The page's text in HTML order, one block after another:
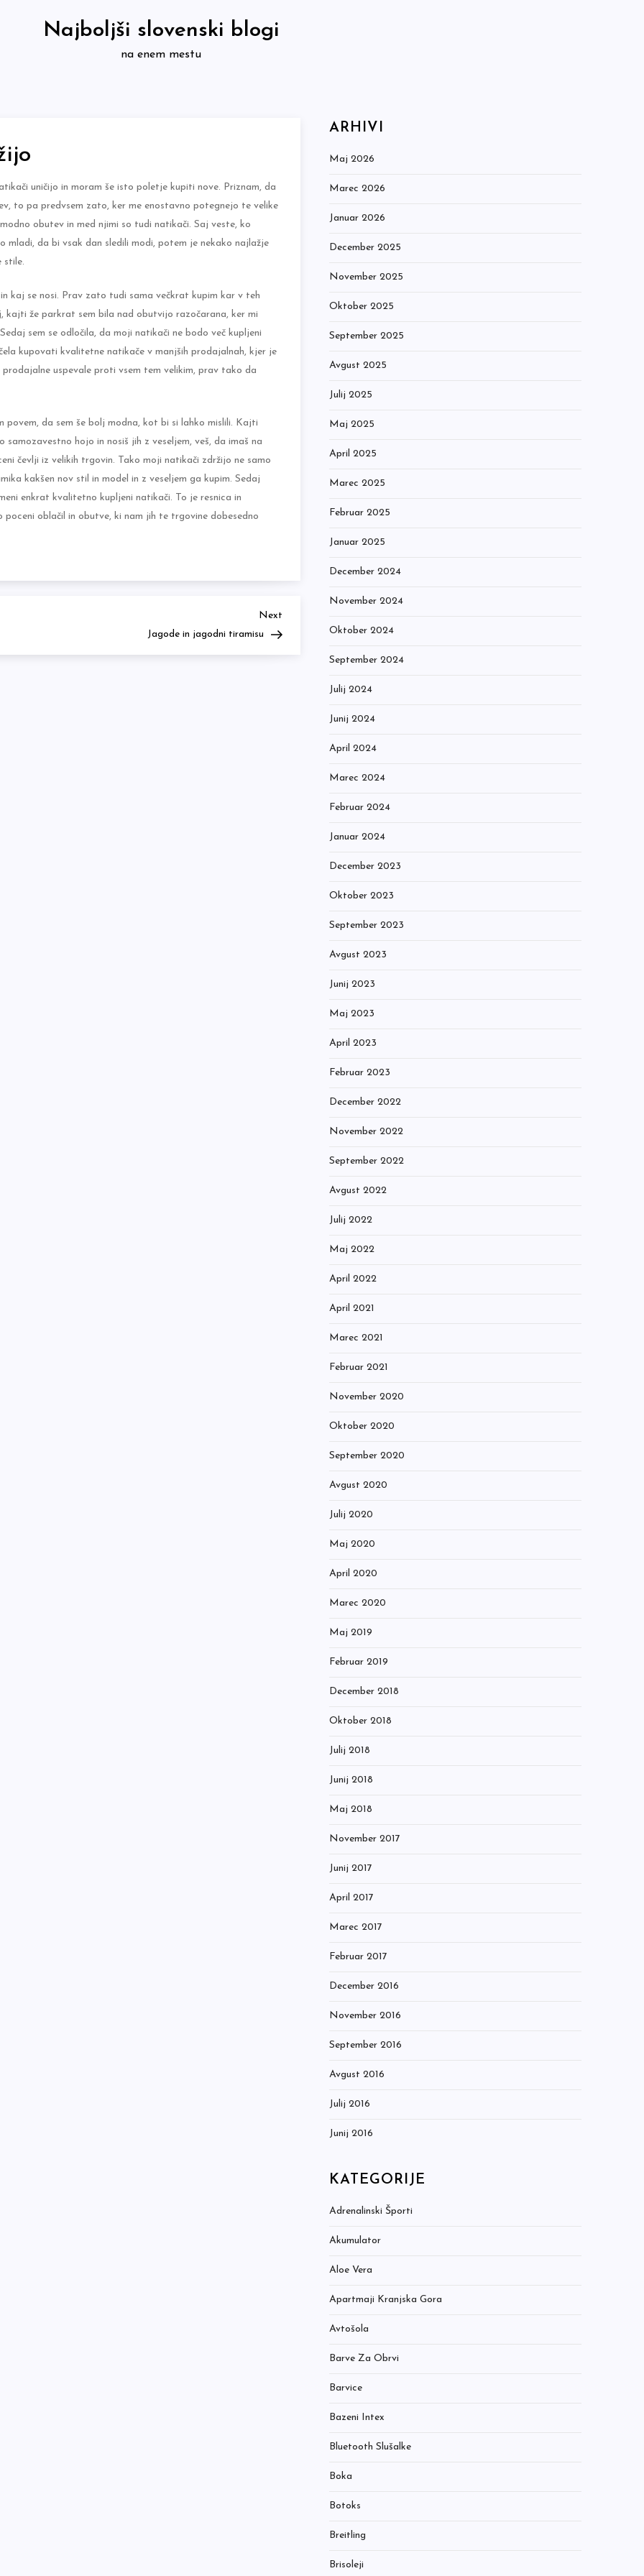
Najboljši slovenski blogi
na enem mestu
uničijo in moram še isto poletje kupiti nove. Priznam, da
to pa predvsem zato, ker me enostavno potegnejo te velike
obutev in med njimi so tudi natikači. Saj veste, ko
mladi, da bi vsak dan sledili modi, potem je nekako najlažje
stile.
kaj se nosi. Prav zato tudi sama večkrat kupim kar v teh
že parkrat sem bila nad obutvijo razočarana, ker mi
sem se odločila, da moji natikači ne bodo več kupljeni
kupovati kvalitetne natikače v manjših prodajalnah, kjer je
uspevale proti vsem tem velikim, prav tako da
povem, da sem še bolj modna, kot bi si lahko mislili. Kajti
hojo in nosiš jih z veseljem, veš, da imaš na
čevlji iz velikih trgovin. Tako moji natikači zdržijo ne samo
kakšen nov stil in model in z veseljem ga kupim. Sedaj
enkrat kvalitetno kupljeni natikači. To je resnica in
oblačil in obutve, ki nam jih te trgovine dobesedno
Post
Next
Jagode in jagodni tiramisu
ARHIVI
Maj 2026
Marec 2026
Januar 2026
December 2025
November 2025
Oktober 2025
September 2025
Avgust 2025
Julij 2025
Maj 2025
April 2025
Marec 2025
Februar 2025
Januar 2025
December 2024
November 2024
Oktober 2024
September 2024
Julij 2024
Junij 2024
April 2024
Marec 2024
Februar 2024
Januar 2024
December 2023
Oktober 2023
September 2023
Avgust 2023
Junij 2023
Maj 2023
April 2023
Februar 2023
December 2022
November 2022
September 2022
Avgust 2022
Julij 2022
Maj 2022
April 2022
April 2021
Marec 2021
Februar 2021
November 2020
Oktober 2020
September 2020
Avgust 2020
Julij 2020
Maj 2020
April 2020
Marec 2020
Maj 2019
Februar 2019
December 2018
Oktober 2018
Julij 2018
Junij 2018
Maj 2018
November 2017
Junij 2017
April 2017
Marec 2017
Februar 2017
December 2016
November 2016
September 2016
Avgust 2016
Julij 2016
Junij 2016
KATEGORIJE
Adrenalinski Športi
Akumulator
Aloe Vera
Apartmaji Kranjska Gora
Avtošola
Barve Za Obrvi
Barvice
Bazeni Intex
Bluetooth Slušalke
Boka
Botoks
Breitling
Brisoleji